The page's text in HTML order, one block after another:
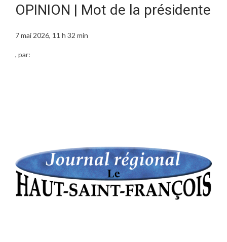
OPINION | Mot de la présidente
7 mai 2026, 11 h 32 min
, par: